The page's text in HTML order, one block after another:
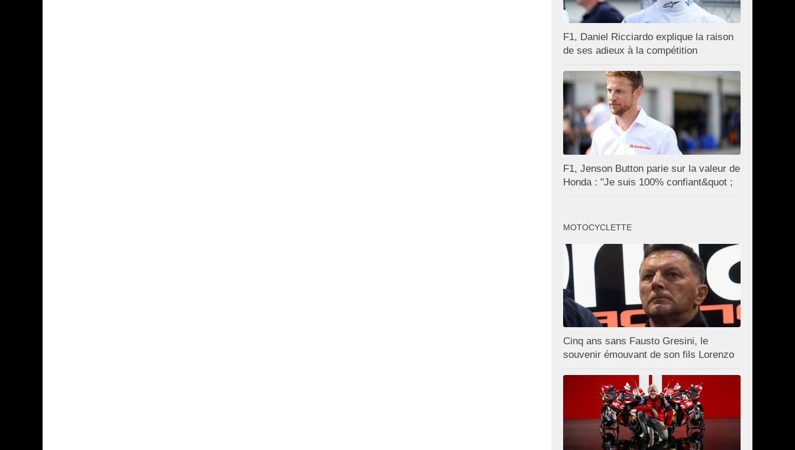
F1, Daniel Ricciardo explique la raison
de ses adieux à la compétition
F1, Jenson Button parie sur la valeur de
Honda : "Je suis 100% confiant&quot ;
MOTOCYCLETTE
Cinq ans sans Fausto Gresini, le
souvenir émouvant de son fils Lorenzo